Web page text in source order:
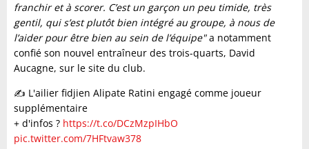
franchir et à scorer. C’est un garçon un peu timide, très
gentil, qui s’est plutôt bien intégré au groupe, à nous de
l’aider pour être bien au sein de l’équipe"a notamment
confié son nouvel entraîneur des trois-quarts, David
Aucagne, sur le site du club.
✍️ L'ailier fidjien Alipate Ratini engagé comme joueur
supplémentaire
+ d'infos ? https://t.co/DCzMzpIHbO
pic.twitter.com/7HFtvaw378